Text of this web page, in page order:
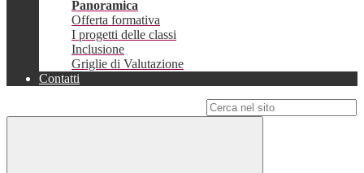
Panoramica
Offerta formativa
I progetti delle classi
Inclusione
Griglie di Valutazione
Contatti